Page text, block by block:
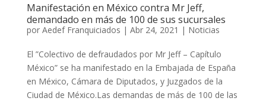
Manifestación en México contra Mr Jeff,
demandado en más de 100 de sus sucursales
por Aedef Franquiciados | Abr 24, 2021 | Noticias
El ”Colectivo de defraudados por Mr Jeff – Capítulo
México” se ha manifestado en la Embajada de España
en México, Cámara de Diputados, y Juzgados de la
Ciudad de México.Las demandas de más de 100 de las